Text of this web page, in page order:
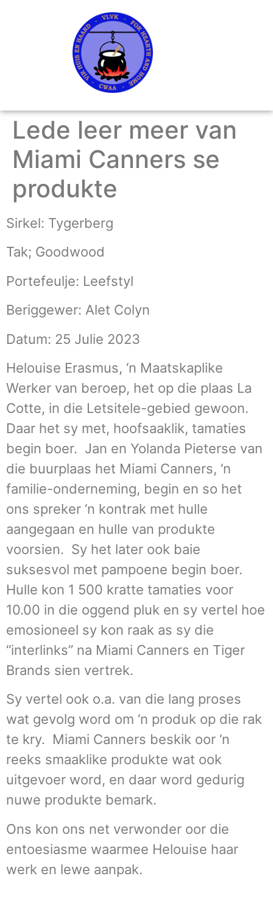
Lede leer meer van
Miami Canners se
produkte
Sirkel: Tygerberg
Tak; Goodwood
Portefeulje: Leefstyl
Beriggewer: Alet Colyn
Datum: 25 Julie 2023
Helouise Erasmus, ‘n Maatskaplike
Werker van beroep, het op die plaas La
Cotte, in die Letsitele-gebied gewoon.
Daar het sy met, hoofsaaklik, tamaties
begin boer. Jan en Yolanda Pieterse van
die buurplaas het Miami Canners, ‘n
familie-onderneming, begin en so het
ons spreker ‘n kontrak met hulle
aangegaan en hulle van produkte
voorsien. Sy het later ook baie
suksesvol met pampoene begin boer.
Hulle kon 1 500 kratte tamaties voor
10.00 in die oggend pluk en sy vertel hoe
emosioneel sy kon raak as sy die
“interlinks” na Miami Canners en Tiger
Brands sien vertrek.
Sy vertel ook o.a. van die lang proses
wat gevolg word om ‘n produk op die rak
te kry. Miami Canners beskik oor ‘n
reeks smaaklike produkte wat ook
uitgevoer word, en daar word gedurig
nuwe produkte bemark.
Ons kon ons net verwonder oor die
entoesiasme waarmee Helouise haar
werk en lewe aanpak.